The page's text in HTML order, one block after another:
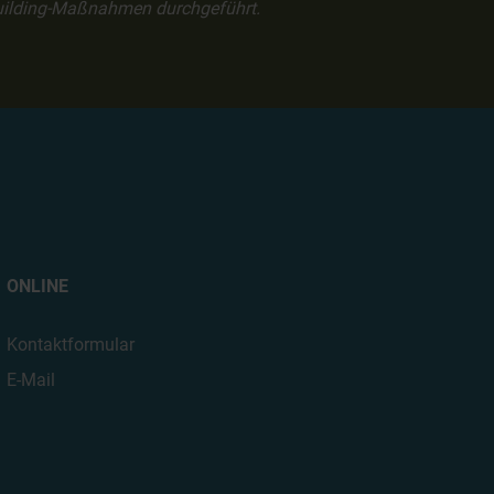
Maßnahmen durchgeführt.
ONLINE
Kontaktformular
E-Mail